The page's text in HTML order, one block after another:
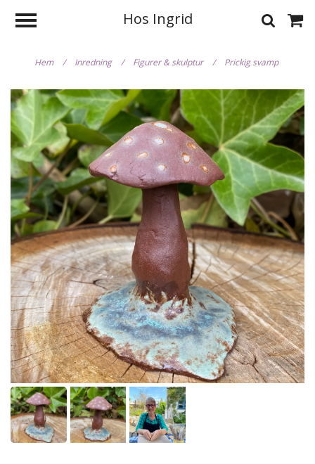
Hos Ingrid
Hem / Inredning / Figurer & skulptur / Prickig svamp